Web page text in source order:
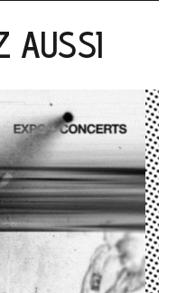
AUSSI